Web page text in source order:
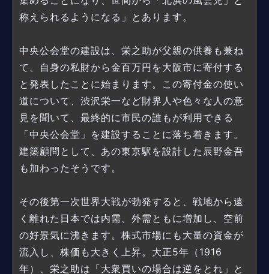
称えられるようになる」とあります。
中央公会堂の建設は、栄之助が父親の供養も兼ね
て、自身の私財から金百万円を大阪市に寄付する
と発表したことに始まります。この寄付金の使い
道について、渋沢栄一など財界人や色々な人の意
見を聞いて、最終的に市民の誰もが利用できる
「中央公会堂」を建設することに落ち着きます。
建築顧問として、あの東京駅を設計した辰野金吾
も加わったそうです。
その後第一次世界大戦が勃発すると、戦地から遠
く離れた日本では内需、外需ともに増加し、空前
の好景気に沸きます。株式市場にも大量の資金が
流入し、株価も大きく上昇。大正5年（1916
年）、栄之助は「大衆買いの場合は逆をとれ」と